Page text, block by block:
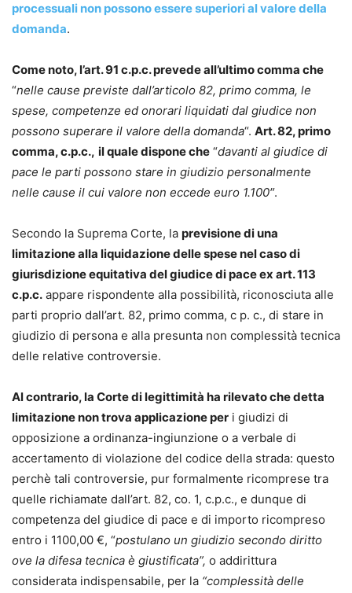
processuali non possono essere superiori al valore della
domanda.
Come noto, l’art. 91 c.p.c. prevede all’ultimo comma che
“nelle cause previste dall’articolo 82, primo comma, le
spese, competenze ed onorari liquidati dal giudice non
possono superare il valore della domanda“. Art. 82, primo
comma, c.p.c., il quale dispone che “davanti al giudice di
pace le parti possono stare in giudizio personalmente
nelle cause il cui valore non eccede euro 1.100″.
Secondo la Suprema Corte, la previsione di una
limitazione alla liquidazione delle spese nel caso di
giurisdizione equitativa del giudice di pace ex art. 113
c.p.c. appare rispondente alla possibilità, riconosciuta alle
parti proprio dall’art. 82, primo comma, c p. c., di stare in
giudizio di persona e alla presunta non complessità tecnica
delle relative controversie.
Al contrario, la Corte di legittimità ha rilevato che detta
limitazione non trova applicazione per i giudizi di
opposizione a ordinanza-ingiunzione o a verbale di
accertamento di violazione del codice della strada: questo
perchè tali controversie, pur formalmente ricomprese tra
quelle richiamate dall’art. 82, co. 1, c.p.c., e dunque di
competenza del giudice di pace e di importo ricompreso
entro i 1100,00 €, “postulano un giudizio secondo diritto
ove la difesa tecnica è giustificata”, o addirittura
considerata indispensabile, per la “complessità delle